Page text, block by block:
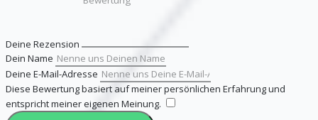
Deine Rezension
Dein Name
Deine E-Mail-Adresse
Diese Bewertung basiert auf meiner persönlichen Erfahrung und
entspricht meiner eigenen Meinung.